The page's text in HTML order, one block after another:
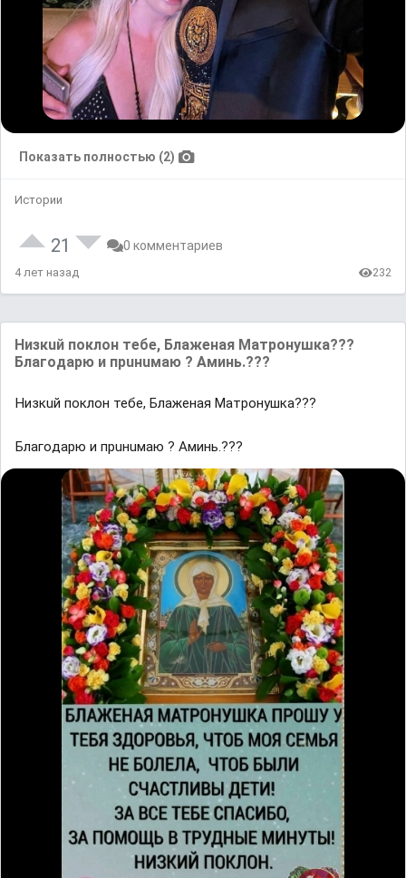
Показать полностью (2)
Истории
21 0 комментариев
4 лет назад 232
Низкuй поклон тебе, Блаженaя Матронушкa???
Блaгoдарю и прuнuмаю ? Аминь.???
Низкuй поклон тебе, Блаженaя Матронушкa???
Блaгoдарю и прuнuмаю ? Аминь.???